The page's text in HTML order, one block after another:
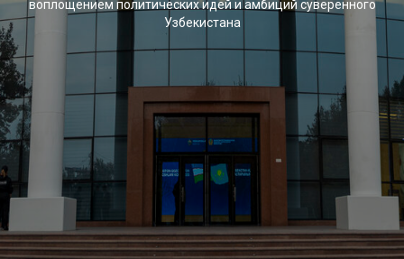
воплощением политических идей и амбиций суверенного
Узбекистана